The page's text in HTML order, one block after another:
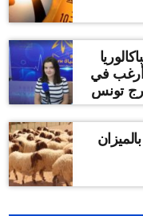
أرغب في
تونس